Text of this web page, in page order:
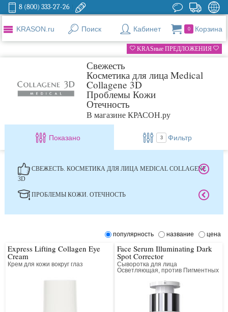
8 (800) 333-27-26
KRASON.ru Поиск Кабинет 0 Корзина
KRASные ПРЕДЛОЖЕНИЯ
Свежесть
Косметика для лица Medical
Collagene 3D
Проблемы Кожи
Отечность
В магазине КРАСОН.ру
Показано 3 Фильтр
СВЕЖЕСТЬ. КОСМЕТИКА ДЛЯ ЛИЦА MEDICAL COLLAGENE
3D
ПРОБЛЕМЫ КОЖИ. ОТЕЧНОСТЬ
популярность название цена
Express Lifting Collagen Eye
Cream
Крем для кожи вокруг глаз
Face Serum Illuminating Dark
Spot Corrector
Сыворотка для лица
Осветляющая, против Пигментных